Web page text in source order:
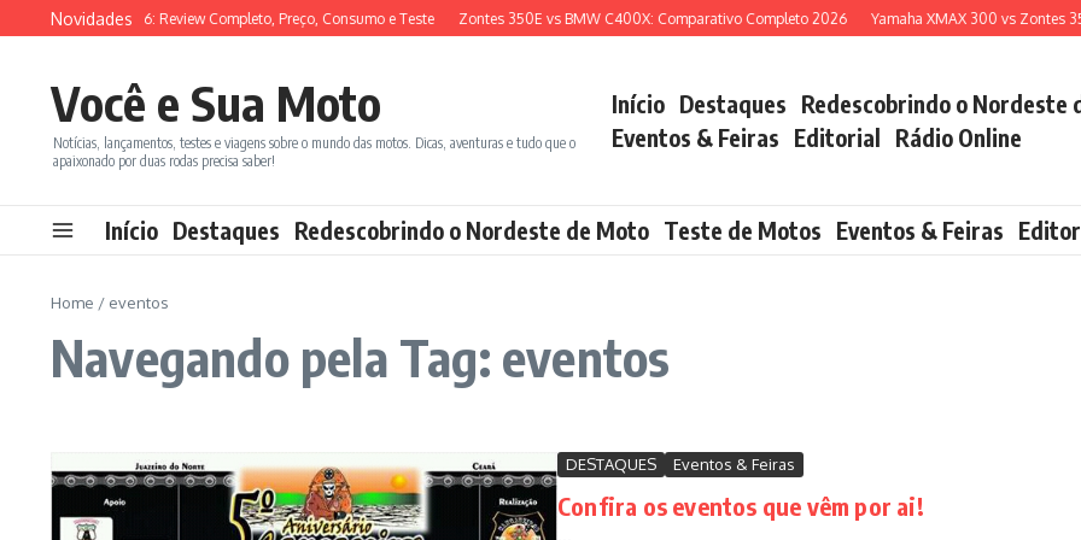
Ir para o conteúdo
Novidades
SYM ADX 150 2026: Review Completo, Preço, Consumo e Teste Zontes 350E vs BMW C400X: Comparativo Completo 2026 Yamaha XMAX 300 vs Zontes
Você e Sua Moto
Notícias, lançamentos, testes e viagens sobre o mundo das motos. Dicas, aventuras e tudo que o
apaixonado por duas rodas precisa saber!
Início Destaques Redescobrindo o Nordeste
Eventos & Feiras Editorial Rádio Online
Início Destaques Redescobrindo o Nordeste de Moto Teste de Motos Eventos & Feiras
Home / eventos
Navegando pela Tag: eventos
DESTAQUES Eventos & Feiras
Confira os eventos que vêm por ai!
...